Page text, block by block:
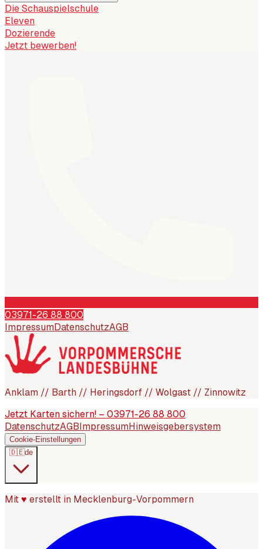
Die Schauspielschule
Eleven
Dozierende
Jetzt bewerben!
03971-26 88 800
Impressum DatenschutzAGB
Anklam // Barth // Heringsdorf // Wolgast // Zinnowitz
Jetzt Karten sichern! – 03971-26 88 800
DatenschutzAGB ImpressumHinweisgebersystem
Cookie-Einstellungen
🇩🇪de
Mit ♥ erstellt in Mecklenburg-Vorpommern